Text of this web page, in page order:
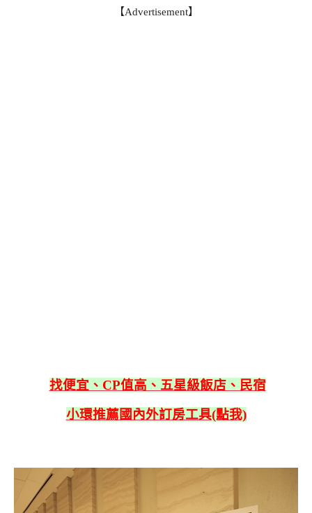
【Advertisement】
找便宜、CP值高、五星級飯店、民宿
小環推薦國內外訂房工具(點我)